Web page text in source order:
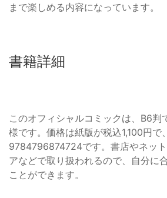
まで楽しめる内容になっています。
書籍詳細
このオフィシャルコミックは、B6
様です。価格は紙版が税込1,100円で
9784796874724です。書店やネッ
アなどで取り扱われるので、自分に
ことができます。